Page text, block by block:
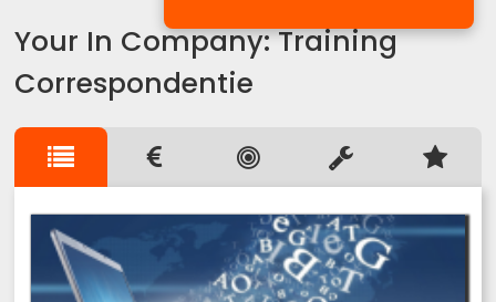
Your In Company: Training
Correspondentie